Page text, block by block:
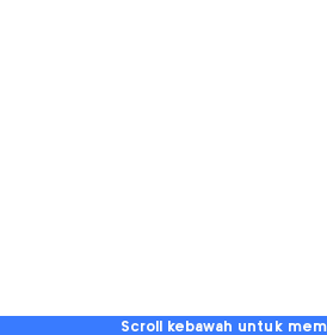
Scroll kebawah untuk